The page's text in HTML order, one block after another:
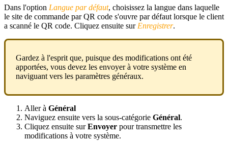
Dans l'option Langue par défaut, choisissez la langue dans laquelle
le site de commande par QR code s'ouvre par défaut lorsque le client
a scanné le QR code. Cliquez ensuite sur Enregistrer.
Gardez à l'esprit que, puisque des modifications ont été
apportées, vous devez les envoyer à votre système en
naviguant vers les paramètres généraux.
Aller à Général
Naviguez ensuite vers la sous-catégorie Général.
Cliquez ensuite surEnvoyer pour transmettre les
modifications à votre système.